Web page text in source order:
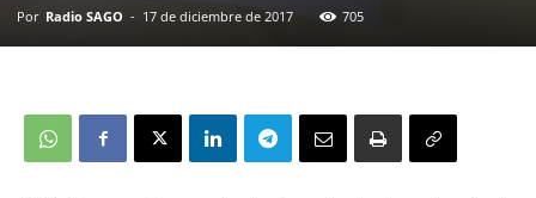
Por Radio SAGO - 17 de diciembre de 2017 705